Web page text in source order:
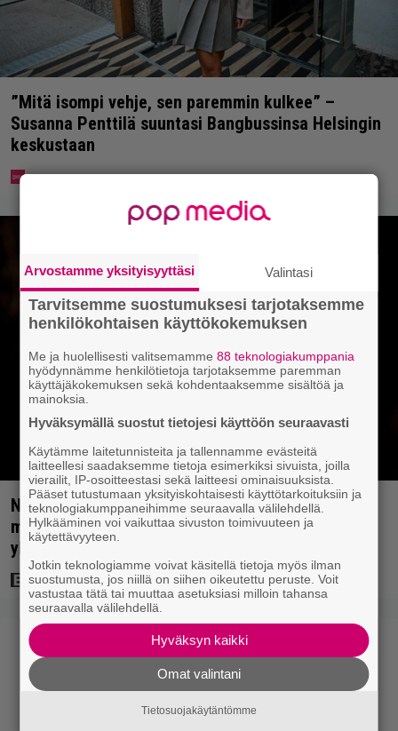
”Mitä isompi vehje, sen paremmin kulkee” –
Susanna Penttilä suuntasi Bangbussinsa Helsingin
keskustaan
Nyt Netflixissä: Christopher Nolanin viiden tähden
mysteerileffa – ”Huikean hienosti kirjoitettu
yllätyskäänteiden sarja”
Arvostamme yksityisyyttäsi Valintasi
Tarvitsemme suostumuksesi tarjotaksemme
henkilökohtaisen käyttökokemuksen
Me ja huolellisesti valitsemamme88 teknologiakumppania
hyödynnämme henkilötietoja tarjotaksemme paremman
käyttäjäkokemuksen sekä kohdentaaksemme sisältöä ja
mainoksia.
Hyväksymällä suostut tietojesi käyttöön seuraavasti
Käytämme laitetunnisteita ja tallennamme evästeitä
laitteellesi saadaksemme tietoja esimerkiksi sivuista, joilla
vierailit, IP-osoitteestasi sekä laitteesi ominaisuuksista.
Pääset tutustumaan yksityiskohtaisesti käyttötarkoituksiin ja
teknologiakumppaneihimme seuraavalla välilehdellä.
Hylkääminen voi vaikuttaa sivuston toimivuuteen ja
käytettävyyteen.
Jotkin teknologiamme voivat käsitellä tietoja myös ilman
suostumusta, jos niillä on siihen oikeutettu peruste. Voit
vastustaa tätä tai muuttaa asetuksiasi milloin tahansa
seuraavalla välilehdellä.
Hyväksyn kaikki
Omat valintani
Tietosuojakäytäntömme